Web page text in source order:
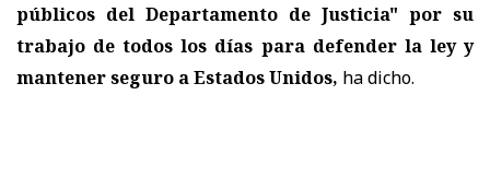
públicos del Departamento de Justicia" por su
trabajo de todos los días para defender la ley y
mantener seguro a Estados Unidos, ha dicho.